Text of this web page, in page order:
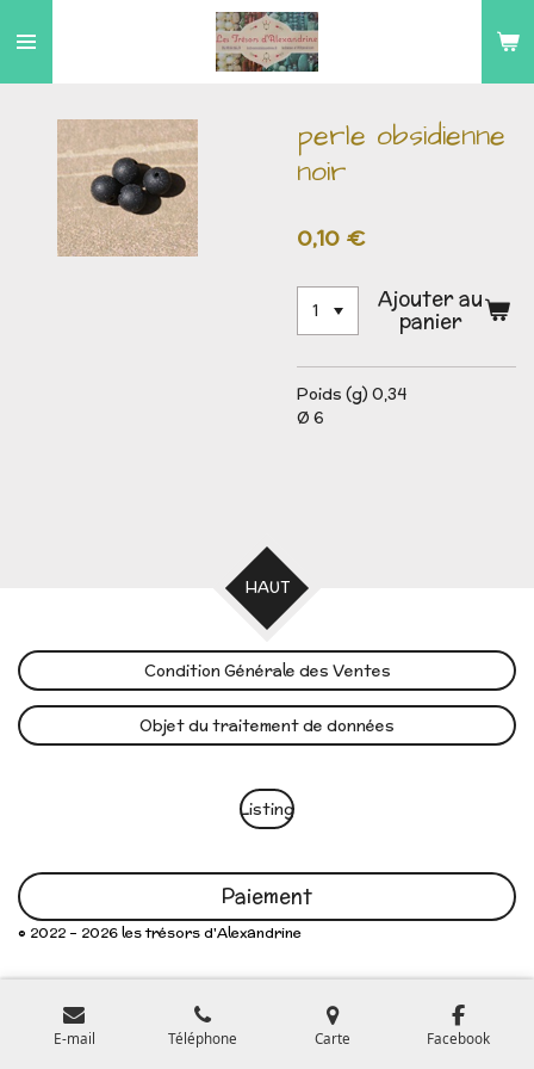
au
perle obsidienne
noir
0,10 €
Ajouter au
panier
Poids (g) 0,34
Ø 6
HAUT
Condition Générale des Ventes
Objet du traitement de données
Listing
Paiement
© 2022 - 2026 les trésors d'Alexandrine
E-mail Téléphone Carte Facebook